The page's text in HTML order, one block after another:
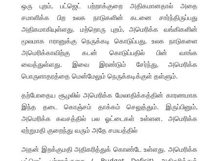
ஒரு புறம், பட்ஜெட் பற்றாக்குறை அதிகமானதால் அதை
சமாளிக்க பிற உலக நாடுகளின் கடனை சார்ந்திருப்பது
அதிகமாகியுள்ளது. மற்றொரு புறம், அமெரிக்க வங்கிகளின்
மூலமாக ஈரானுக்கு நெருக்கடி கொடுப்பது, உலக நாடுகளை
அமெரிக்காவிற்கு கடன் கொடுப்பதில் பின் வாங்க
வைத்துள்ளது. இவை இரண்டும் சேர்ந்து, அமெரிக்க
பொருளாதரத்தை மென்மேலும் நெருக்கடிக்குள் தள்ளும்.
தற்போதைய சூழலில் அமெரிக்க மேலாதிக்கத்தின் காரணமாக
இந்த தடை கொஞ்சம் தாக்கம் செலுத்தும். இருப்பினும்,
அமெரிக்க கவசத்தில் பல ஓட்டைகள் உள்ளன. அமெரிக்க
ஏற்றுமதி குறைந்து வரும் அதே சமயத்தில்
அதன் இறக்குமதி அதிகரித்துக் கொண்டே உள்ளது. அமெரிக்க